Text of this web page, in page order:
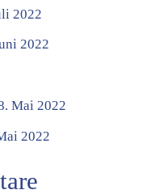
2022
2022
Mai 2022
2022